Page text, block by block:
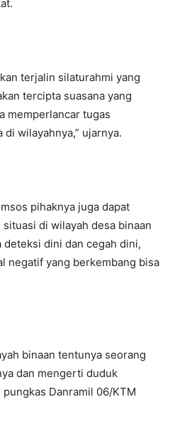
terjalin silaturahmi yang
tercipta suasana yang
memperlancar tugas
wilayahnya,” ujarnya.
pihaknya juga dapat
di wilayah desa binaan
deteksi dini dan cegah dini,
negatif yang berkembang bisa
binaan tentunya seorang
dan mengerti duduk
Danramil 06/KTM